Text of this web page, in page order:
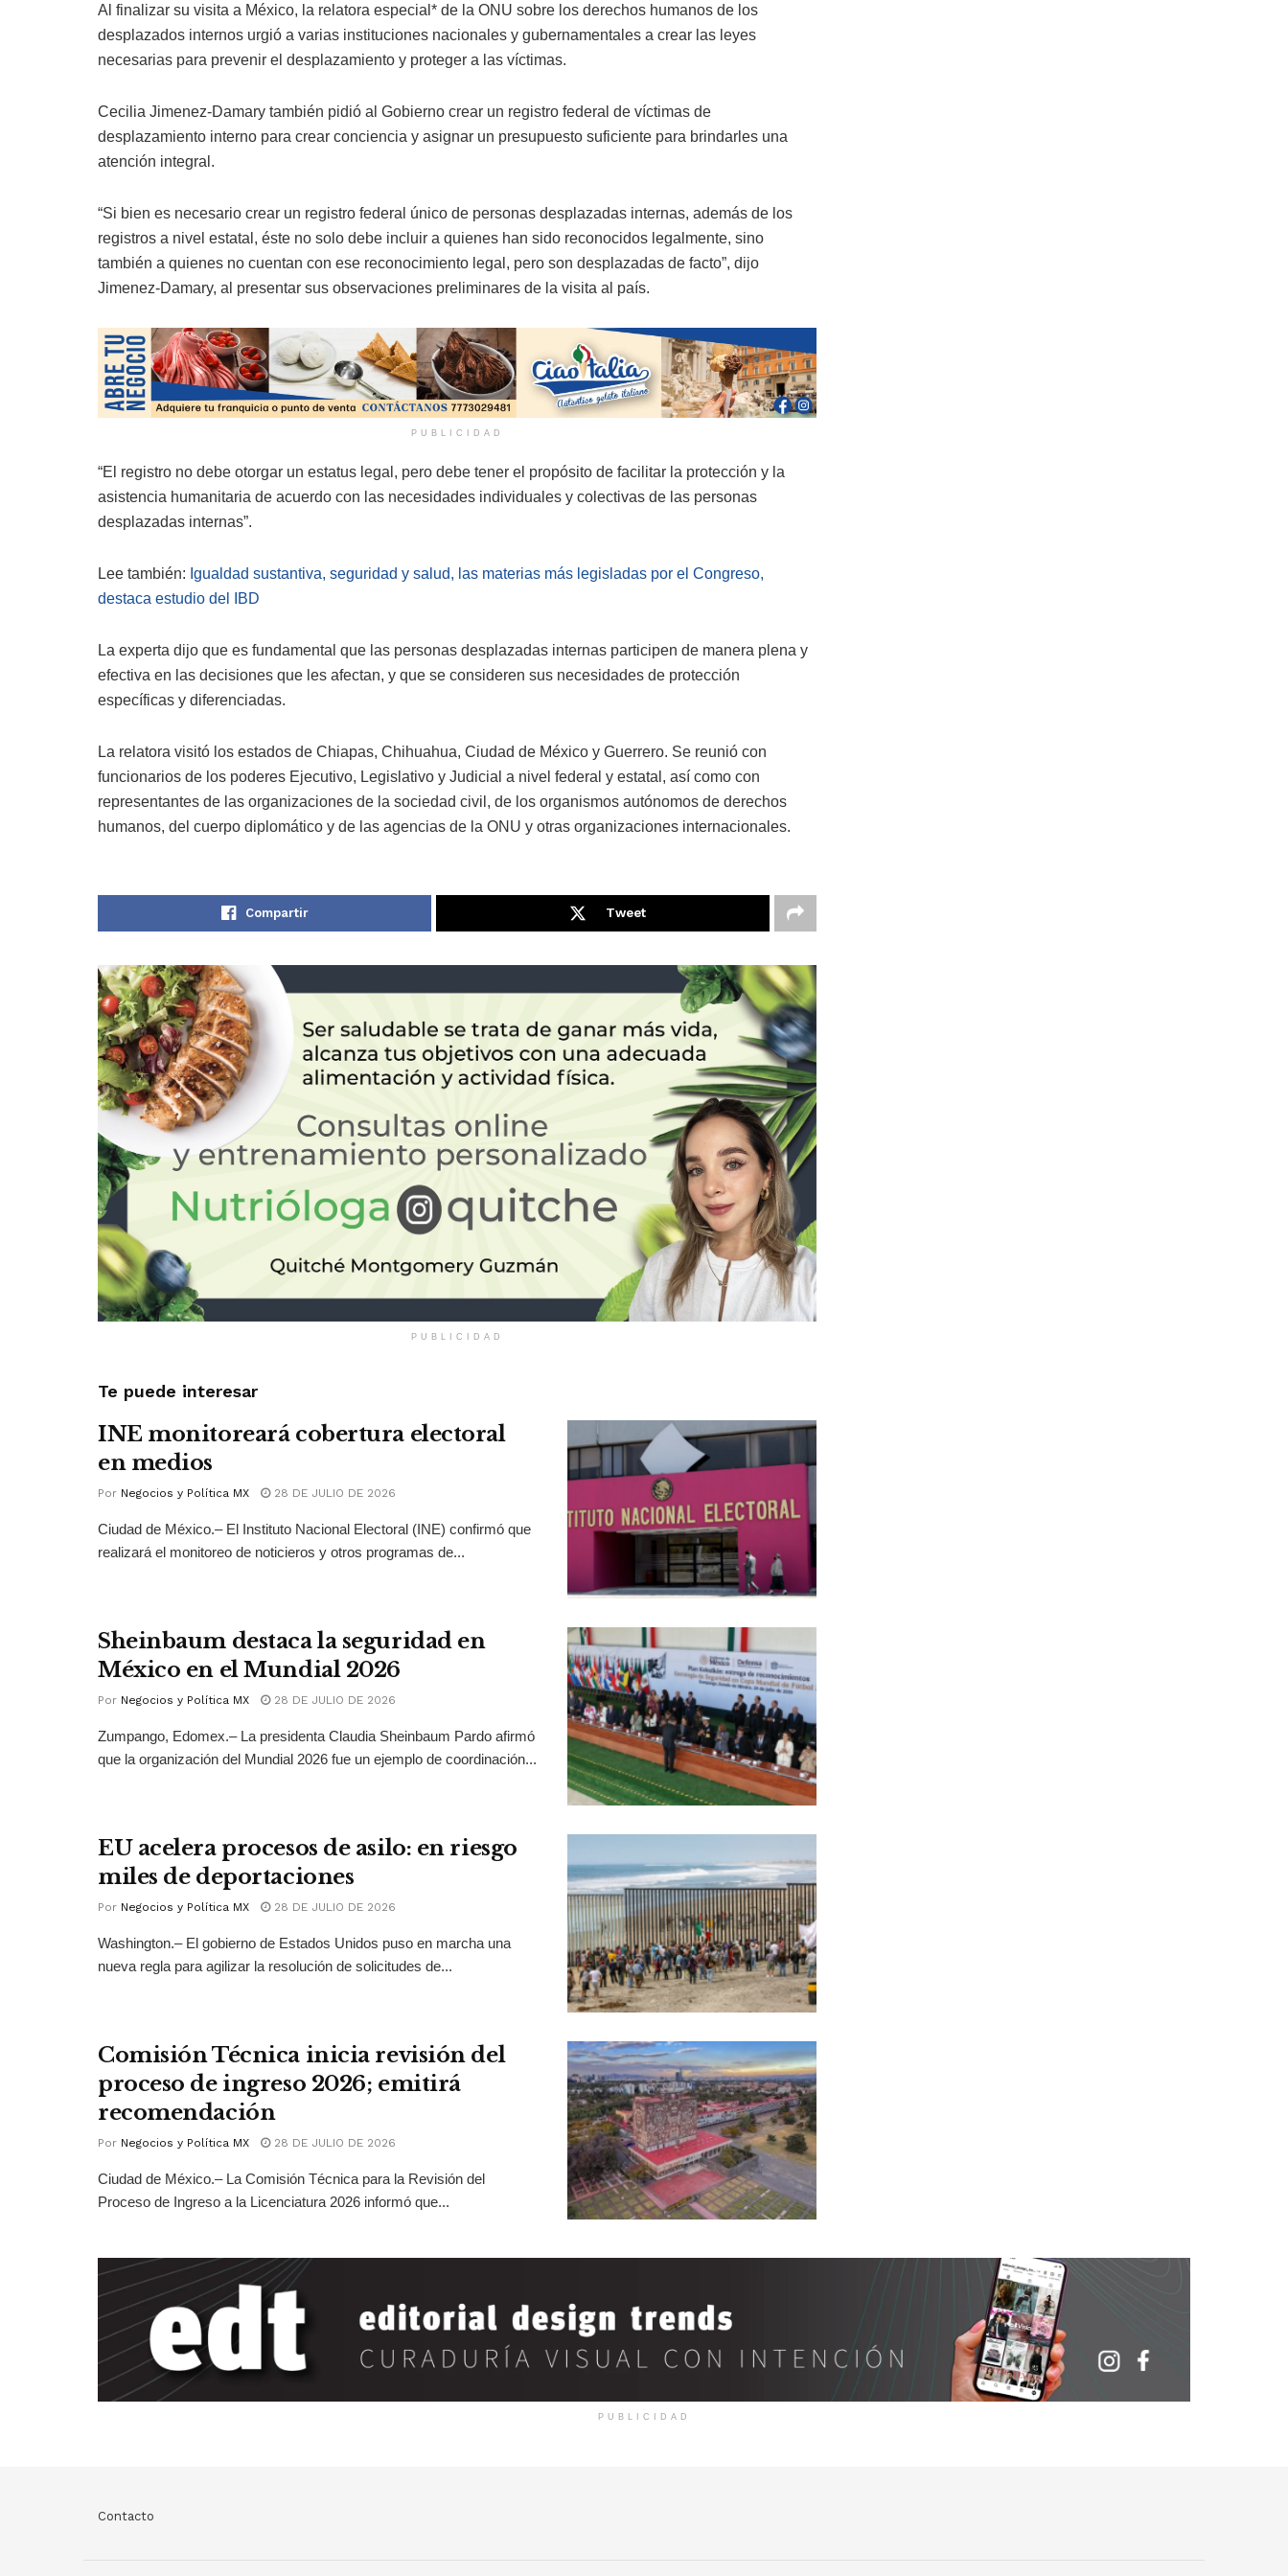
Al finalizar su visita a México, la relatora especial* de la ONU sobre los derechos humanos de los
desplazados internos urgió a varias instituciones nacionales y gubernamentales a crear las leyes
necesarias para prevenir el desplazamiento y proteger a las víctimas.
Cecilia Jimenez-Damary también pidió al Gobierno crear un registro federal de víctimas de
desplazamiento interno para crear conciencia y asignar un presupuesto suficiente para brindarles una
atención integral.
“Si bien es necesario crear un registro federal único de personas desplazadas internas, además de los
registros a nivel estatal, éste no solo debe incluir a quienes han sido reconocidos legalmente, sino
también a quienes no cuentan con ese reconocimiento legal, pero son desplazadas de facto”, dijo
Jimenez-Damary, al presentar sus observaciones preliminares de la visita al país.
PUBLICIDAD
“El registro no debe otorgar un estatus legal, pero debe tener el propósito de facilitar la protección y la
asistencia humanitaria de acuerdo con las necesidades individuales y colectivas de las personas
desplazadas internas”.
Lee también: Igualdad sustantiva, seguridad y salud, las materias más legisladas por el Congreso,
destaca estudio del IBD
La experta dijo que es fundamental que las personas desplazadas internas participen de manera plena y
efectiva en las decisiones que les afectan, y que se consideren sus necesidades de protección
específicas y diferenciadas.
La relatora visitó los estados de Chiapas, Chihuahua, Ciudad de México y Guerrero. Se reunió con
funcionarios de los poderes Ejecutivo, Legislativo y Judicial a nivel federal y estatal, así como con
representantes de las organizaciones de la sociedad civil, de los organismos autónomos de derechos
humanos, del cuerpo diplomático y de las agencias de la ONU y otras organizaciones internacionales.
Compartir Tweet
PUBLICIDAD
Te puede interesar
INE monitoreará cobertura electoral
en medios
Por Negocios y Política MX 28 DE JULIO DE 2026
Ciudad de México.– El Instituto Nacional Electoral (INE) confirmó que
realizará el monitoreo de noticieros y otros programas de...
Sheinbaum destaca la seguridad en
México en el Mundial 2026
Por Negocios y Política MX 28 DE JULIO DE 2026
Zumpango, Edomex.– La presidenta Claudia Sheinbaum Pardo afirmó
que la organización del Mundial 2026 fue un ejemplo de coordinación...
EU acelera procesos de asilo: en riesgo
miles de deportaciones
Por Negocios y Política MX 28 DE JULIO DE 2026
Washington.– El gobierno de Estados Unidos puso en marcha una
nueva regla para agilizar la resolución de solicitudes de...
Comisión Técnica inicia revisión del
proceso de ingreso 2026; emitirá
recomendación
Por Negocios y Política MX 28 DE JULIO DE 2026
Ciudad de México.– La Comisión Técnica para la Revisión del
Proceso de Ingreso a la Licenciatura 2026 informó que...
PUBLICIDAD
Contacto